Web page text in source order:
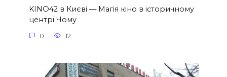
KINO42 в Києві — Магія кіно в історичному
центрі Чому
0 12